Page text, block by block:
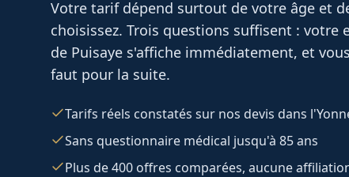
Votre tarif dépend surtout de votre âge et
choisissez. Trois questions suffisent : votre
de Puisaye s'affiche immédiatement, et
faut pour la suite.
Tarifs réels constatés sur nos devis dans
Sans questionnaire médical jusqu'à 85 ans
Plus de 400 offres comparées, aucune